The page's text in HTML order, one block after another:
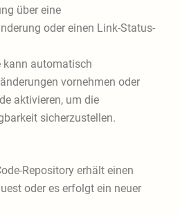
über eine
oder einen Link-Status-
kann automatisch
vornehmen oder
aktivieren, um die
sicherzustellen.
Repository erhält einen
oder es erfolgt ein neuer